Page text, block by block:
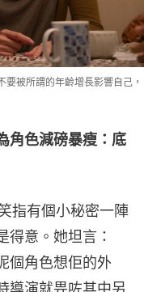
被所謂的年齡增長影響自己，
角色減磅暴瘦：底
指有個小秘密一陣
得意。她坦言：
個角色想佢的外